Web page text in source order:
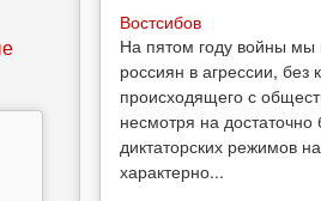
Востсибов
На пятом году войны
россиян в агрессии,
происходящего с
несмотря на
диктаторских режимов
характерно...